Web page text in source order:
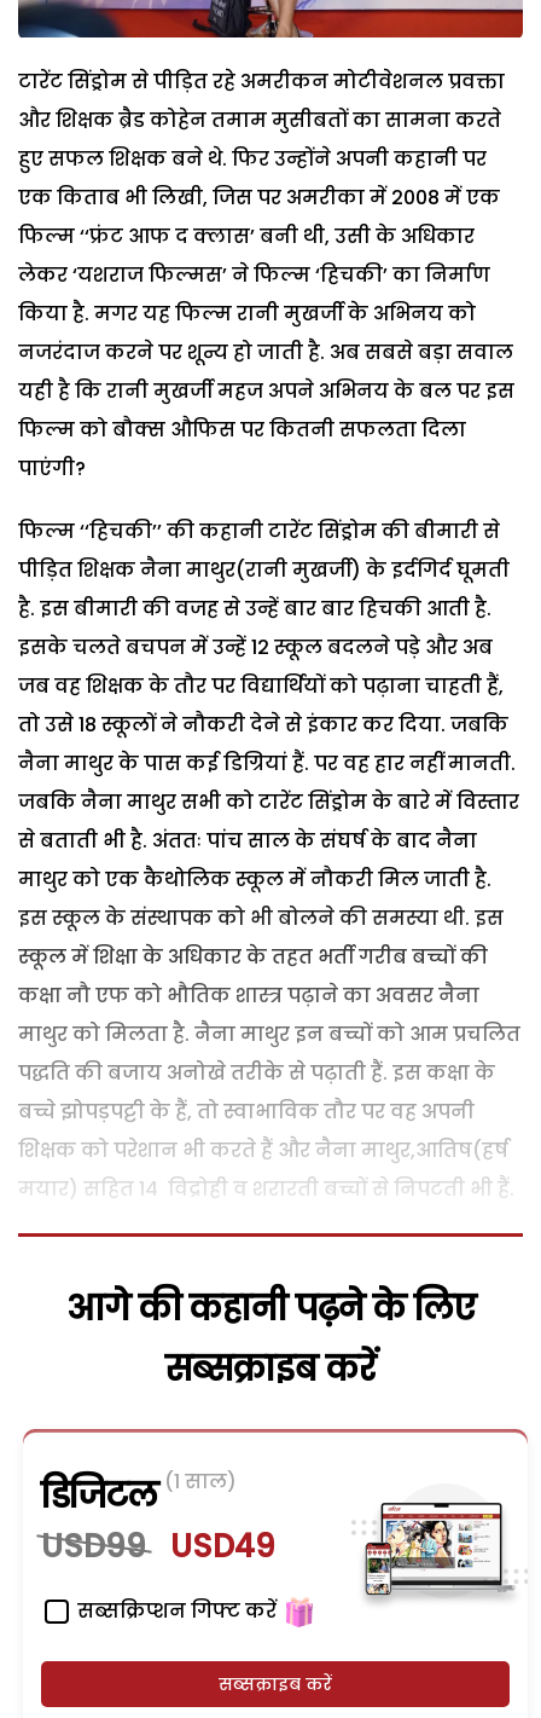
टारेंट सिंड्रोम से पीड़ित रहे अमरीकन मोटीवेशनल प्रवक्ता
और शिक्षक ब्रैड कोहेन तमाम मुसीबतों का सामना करते
हुए सफल शिक्षक बने थे. फिर उन्होंने अपनी कहानी पर
एक किताब भी लिखी, जिस पर अमरीका में 2008 में एक
फिल्म ‘‘फ्रंट आफ द क्लास’ बनी थी, उसी के अधिकार
लेकर ‘यशराज फिल्मस’ ने फिल्म ‘हिचकी’ का निर्माण
किया है. मगर यह फिल्म रानी मुखर्जी के अभिनय को
नजरंदाज करने पर शून्य हो जाती है. अब सबसे बड़ा सवाल
यही है कि रानी मुखर्जी महज अपने अभिनय के बल पर इस
फिल्म को बौक्स औफिस पर कितनी सफलता दिला
पाएंगी?
फिल्म ‘‘हिचकी’’ की कहानी टारेंट सिंड्रोम की बीमारी से
पीड़ित शिक्षक नैना माथुर(रानी मुखर्जी) के इर्दगिर्द घूमती
है. इस बीमारी की वजह से उन्हें बार बार हिचकी आती है.
इसके चलते बचपन में उन्हें 12 स्कूल बदलने पड़े और अब
जब वह शिक्षक के तौर पर विद्यार्थियों को पढ़ाना चाहती हैं,
तो उसे 18 स्कूलों ने नौकरी देने से इंकार कर दिया. जबकि
नैना माथुर के पास कई डिग्रियां हैं. पर वह हार नहीं मानती.
जबकि नैना माथुर सभी को टारेंट सिंड्रोम के बारे में विस्तार
से बताती भी है. अंततः पांच साल के संघर्ष के बाद नैना
माथुर को एक कैथोलिक स्कूल में नौकरी मिल जाती है.
इस स्कूल के संस्थापक को भी बोलने की समस्या थी. इस
स्कूल में शिक्षा के अधिकार के तहत भर्ती गरीब बच्चों की
कक्षा नौ एफ को भौतिक शास्त्र पढ़ाने का अवसर नैना
माथुर को मिलता है. नैना माथुर इन बच्चों को आम प्रचलित
पद्धति की बजाय अनोखे तरीके से पढ़ाती हैं. इस कक्षा के
बच्चे झोपड़पट्टी के हैं, तो स्वाभाविक तौर पर वह अपनी
शिक्षक को परेशान भी करते हैं और नैना माथुर,आतिष(हर्ष
मयार) सहित 14 विद्रोही व शरारती बच्चों से निपटती भी हैं.
आगे की कहानी पढ़ने के लिए
सब्सक्राइब करें
डिजिटल (1 साल)
USD99 USD49
सब्सक्रिप्शन गिफ्ट करें
सब्सक्राइब करें